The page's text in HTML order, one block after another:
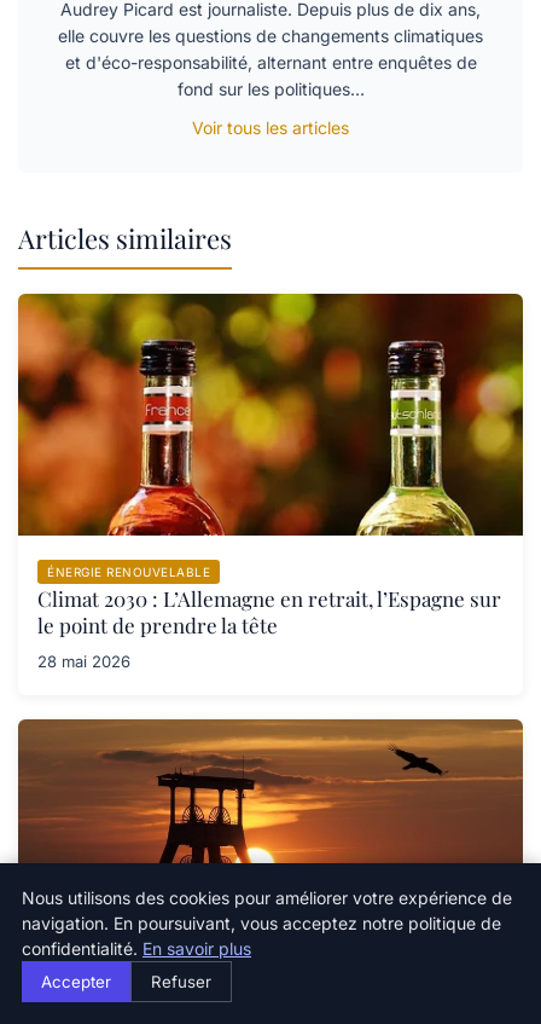
Audrey Picard est journaliste. Depuis plus de dix ans,
elle couvre les questions de changements climatiques
et d'éco-responsabilité, alternant entre enquêtes de
fond sur les politiques…
Voir tous les articles
Articles similaires
ÉNERGIE RENOUVELABLE
Climat 2030 : L’Allemagne en retrait, l’Espagne sur
le point de prendre la tête
28 mai 2026
Nous utilisons des cookies pour améliorer votre expérience de
navigation. En poursuivant, vous acceptez notre politique de
confidentialité. En savoir plus
Accepter Refuser